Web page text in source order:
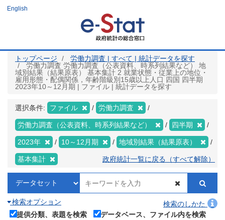
ツ
English
トップページ
労働力調査 | すべて | 統計データを探す
労働力調査 労働力調査（公表資料、時系列結果など） 地
域別結果（結果原表） 基本集計 2 就業状態・従業上の地位・
雇用形態・配偶関係，年齢階級別15歳以上人口 四国 四半期
2023年10～12月期 | ファイル | 統計データを探す
選択条件: ファイル 労働力調査
労働力調査（公表資料、時系列結果など） 四半期
2023年 10～12月期 地域別結果（結果原表）
基本集計 政府統計一覧に戻る（すべて解除）
検索オプション
検索のしかた
提供分類、表題を検索
データベース、ファイル内を検索